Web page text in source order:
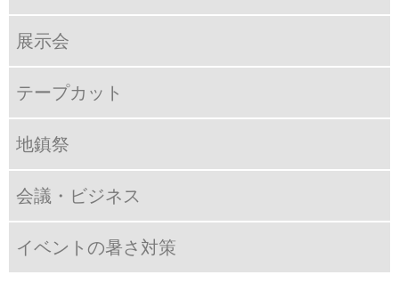
展示会
テープカット
地鎮祭
会議・ビジネス
イベントの暑さ対策